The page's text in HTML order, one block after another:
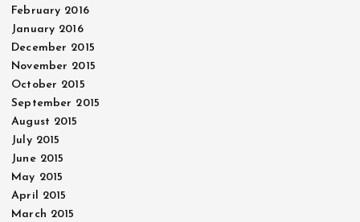
February 2016
January 2016
December 2015
November 2015
October 2015
September 2015
August 2015
July 2015
June 2015
May 2015
April 2015
March 2015